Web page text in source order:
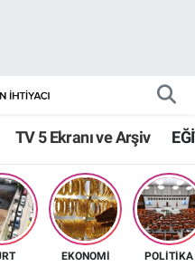
TV 5 Ekranı ve Arşiv
EKONOMİ POLİTİKA